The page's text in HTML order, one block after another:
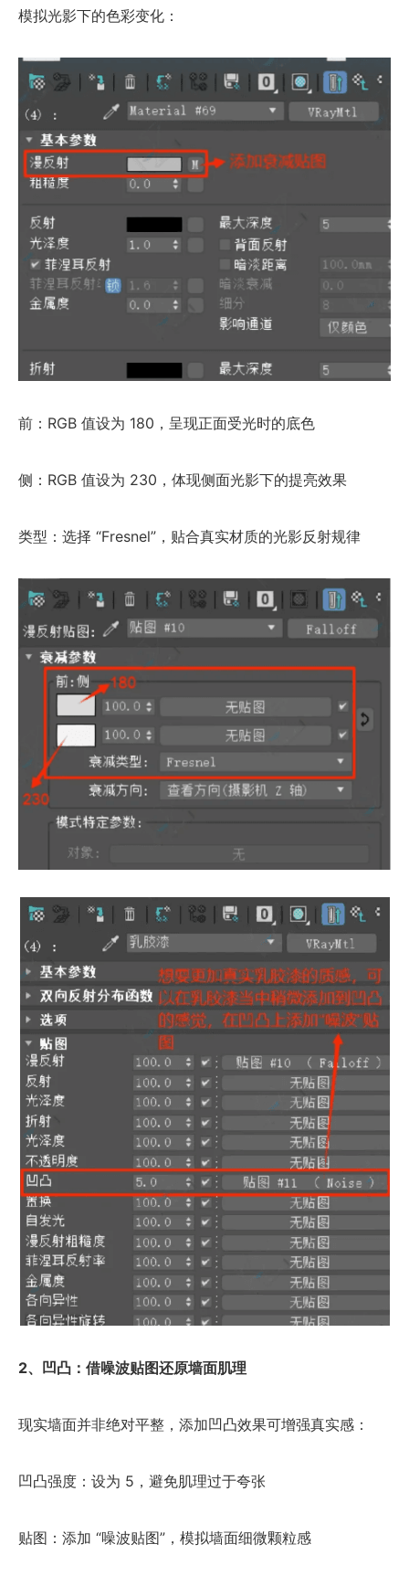
模拟光影下的色彩变化：
前：RGB 值设为 180，呈现正面受光时的底色
侧：RGB 值设为 230，体现侧面光影下的提亮效果
类型：选择 “Fresnel”，贴合真实材质的光影反射规律
2、凹凸：借噪波贴图还原墙面肌理
现实墙面并非绝对平整，添加凹凸效果可增强真实感：
凹凸强度：设为 5，避免肌理过于夸张
贴图：添加 “噪波贴图”，模拟墙面细微颗粒感